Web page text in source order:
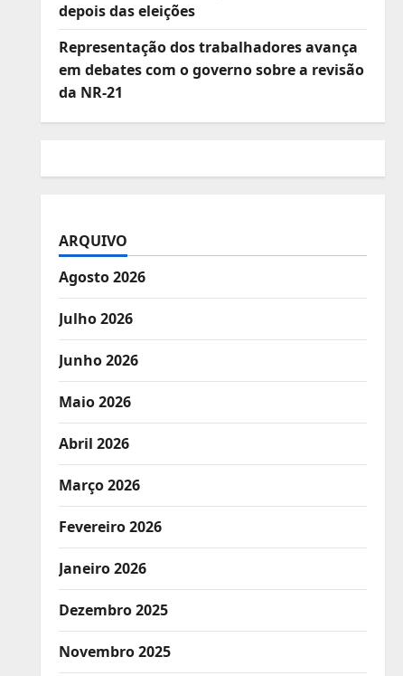
depois das eleições
Representação dos trabalhadores avança
em debates com o governo sobre a revisão
da NR-21
ARQUIVO
Agosto 2026
Julho 2026
Junho 2026
Maio 2026
Abril 2026
Março 2026
Fevereiro 2026
Janeiro 2026
Dezembro 2025
Novembro 2025